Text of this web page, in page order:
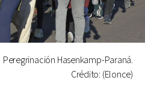
Peregrinación Hasenkamp-Paraná.
Crédito: (Elonce)